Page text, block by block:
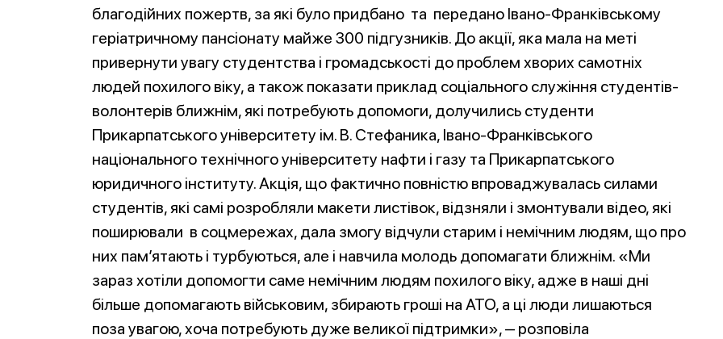
благодійних пожертв, за які було придбано та передано Івано-Франківському
геріатричному пансіонату майже 300 підгузників. До акції, яка мала на меті
привернути увагу студентства і громадськості до проблем хворих самотніх
людей похилого віку, а також показати приклад соціального служіння студентів-
волонтерів ближнім, які потребують допомоги, долучились студенти
Прикарпатського університету ім. В. Стефаника, Івано-Франківського
національного технічного університету нафти і газу та Прикарпатського
юридичного інституту. Акція, що фактично повністю впроваджувалась силами
студентів, які самі розробляли макети листівок, відзняли і змонтували відео, які
поширювали в соцмережах, дала змогу відчули старим і немічним людям, що про
них пам’ятають і турбуються, але і навчила молодь допомагати ближнім. «Ми
зараз хотіли допомогти саме немічним людям похилого віку, адже в наші дні
більше допомагають військовим, збирають гроші на АТО, а ці люди лишаються
поза увагою, хоча потребують дуже великої підтримки», ‒ розповіла